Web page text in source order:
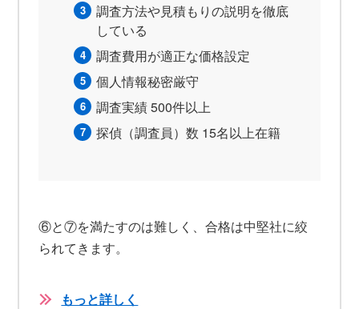
調査方法や見積もりの説明を徹底
している
調査費用が適正な価格設定
個人情報秘密厳守
調査実績 500件以上
探偵（調査員）数 15名以上在籍
⑥と⑦を満たすのは難しく、合格は中堅社に絞
られてきます。
もっと詳しく